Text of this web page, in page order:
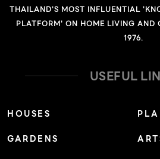
THAILAND'S MOST INFLUENTIAL
PLATFORM' ON HOME LIVING AND
1976.
USEFUL
HOUSES
GARDENS